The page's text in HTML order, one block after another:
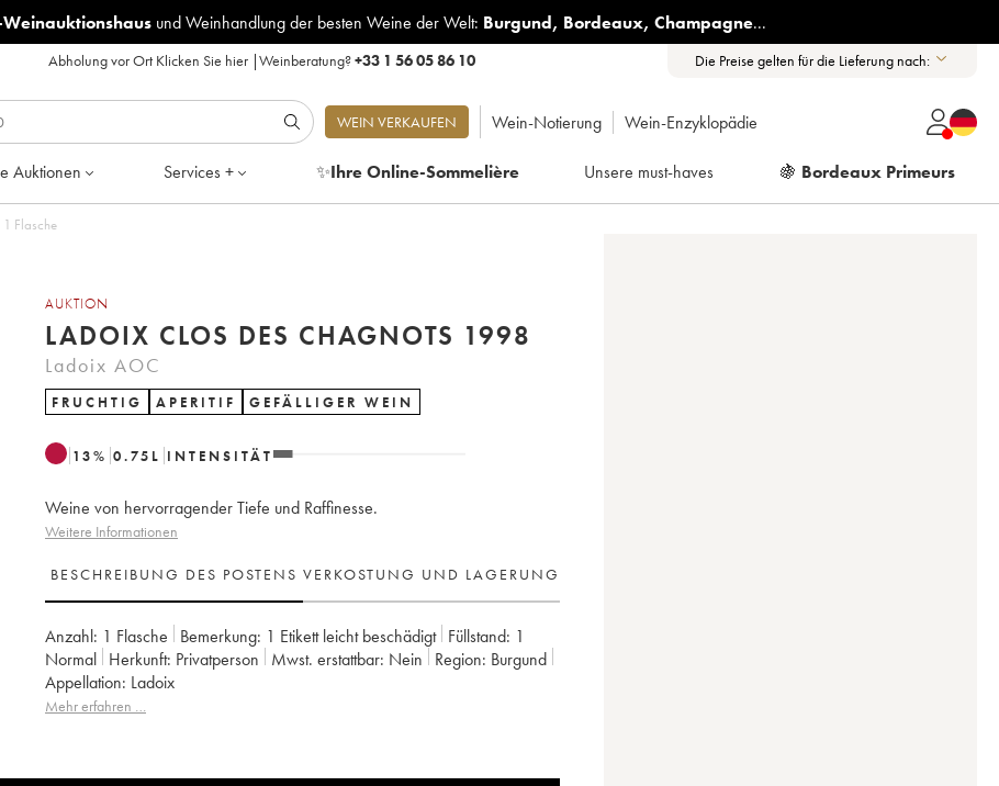
und Weinhandlung der besten Weine der Welt: Burgund, Bordeaux, Champagne...
Abholung vor Ort Klicken Sie hier|Weinberatung?+33 1 56 05 86 10 Die Preise gelten für die Lieferung nach:
WEIN VERKAUFEN Wein-Notierung Wein-Enzyklopädie
Auktionen Services + ✨Ihre Online-Sommelière Unsere must-haves 🍇 Bordeaux Primeurs
Flasche
AUKTION
LADOIX CLOS DES CHAGNOTS 1998
Ladoix AOC
FRUCHTIG APERITIF GEFÄLLIGER WEIN
13% 0.75 L INTENSITÄT
Weine von hervorragender Tiefe und Raffinesse.
Weitere Informationen
BESCHREIBUNG DES POSTENS VERKOSTUNG UND LAGERUNG
Anzahl: 1 Flasche Bemerkung: 1 Etikett leicht beschädigt Füllstand: 1
Normal
Herkunft: privatperson Mwst. erstattbar: nein Region:
Burgund
Appellation: Ladoix
Mehr erfahren …